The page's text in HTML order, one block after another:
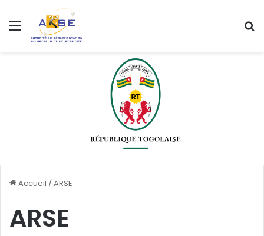
Menu
Accueil /ARSE
ARSE